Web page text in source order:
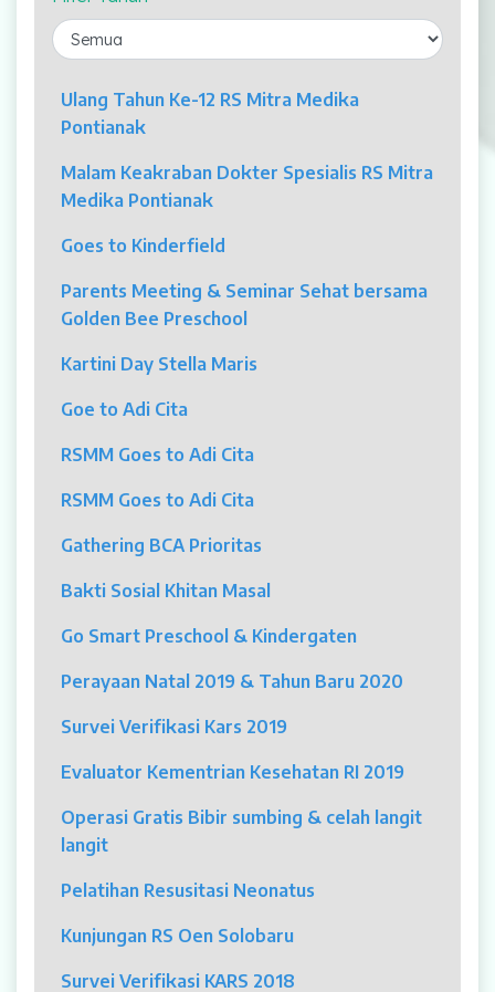
Laparaskopi
OCT
Eye Care
Multi Slice CT-Scan 128 Slices
Mamografi
Klinik Andrologi
Klinik Nyeri
Dokter
Jadwal Dokter
Sunday Clinic
Dokter Spesialis
Dokter Umum
Ulang Tahun Ke-12 RS Mitra Medika
Pontianak
Malam Keakraban Dokter Spesialis RS Mitra
Medika Pontianak
Goes to Kinderfield
Parents Meeting & Seminar Sehat bersama
Golden Bee Preschool
Kartini Day Stella Maris
Goe to Adi Cita
RSMM Goes to Adi Cita
RSMM Goes to Adi Cita
Gathering BCA Prioritas
Bakti Sosial Khitan Masal
Go Smart Preschool & Kindergaten
Perayaan Natal 2019 & Tahun Baru 2020
Survei Verifikasi Kars 2019
Evaluator Kementrian Kesehatan RI 2019
Operasi Gratis Bibir sumbing & celah langit
langit
Pelatihan Resusitasi Neonatus
Kunjungan RS Oen Solobaru
Survei Verifikasi KARS 2018